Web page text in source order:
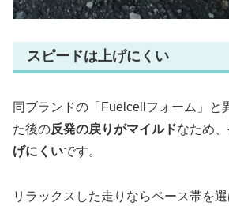
スピードは上げにくい
同ブランドの「Fuelcellフォーム」と
た後の反発の戻りがマイルドなため、
げにくいです。
リラックスした走りならペース帯を